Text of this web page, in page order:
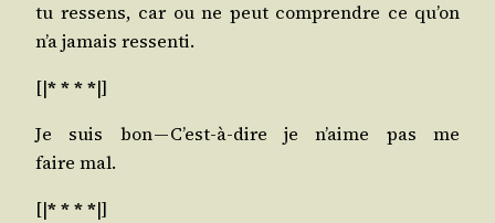
tu res­sens, car ou ne peut com­prendre ce qu’on
n’a jamais ressenti.
[|* * * *|]
Je suis bon — C’est-à-dire je n’aime pas me
faire mal.
[|* * * *|]